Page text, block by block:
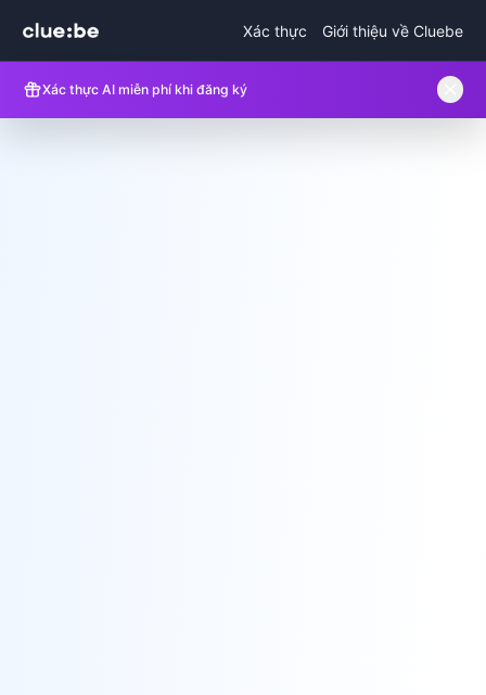
Xác thực Giới thiệu về Cluebe
Xác thực AI miễn phí khi đăng ký